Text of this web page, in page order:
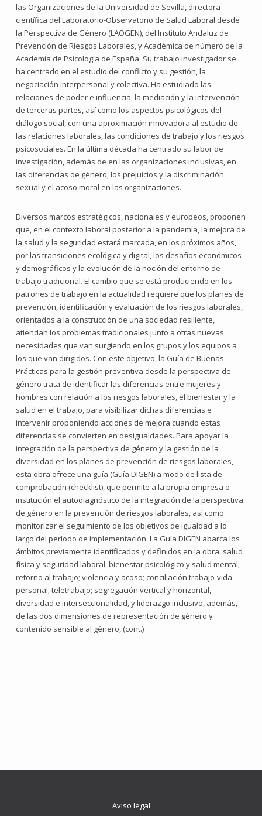
las Organizaciones de la Universidad de Sevilla, directora
científica del Laboratorio-Observatorio de Salud Laboral desde
la Perspectiva de Género (LAOGEN), del Instituto Andaluz de
Prevención de Riesgos Laborales, y Académica de número de la
Academia de Psicología de España. Su trabajo investigador se
ha centrado en el estudio del conflicto y su gestión, la
negociación interpersonal y colectiva. Ha estudiado las
relaciones de poder e influencia, la mediación y la intervención
de terceras partes, así como los aspectos psicológicos del
diálogo social, con una aproximación innovadora al estudio de
las relaciones laborales, las condiciones de trabajo y los riesgos
psicosociales. En la última década ha centrado su labor de
investigación, además de en las organizaciones inclusivas, en
las diferencias de género, los prejuicios y la discriminación
sexual y el acoso moral en las organizaciones.
Diversos marcos estratégicos, nacionales y europeos, proponen
que, en el contexto laboral posterior a la pandemia, la mejora de
la salud y la seguridad estará marcada, en los próximos años,
por las transiciones ecológica y digital, los desafíos económicos
y demográficos y la evolución de la noción del entorno de
trabajo tradicional. El cambio que se está produciendo en los
patrones de trabajo en la actualidad requiere que los planes de
prevención, identificación y evaluación de los riesgos laborales,
orientados a la construcción de una sociedad resiliente,
atiendan los problemas tradicionales junto a otras nuevas
necesidades que van surgiendo en los grupos y los equipos a
los que van dirigidos. Con este objetivo, la Guía de Buenas
Prácticas para la gestión preventiva desde la perspectiva de
género trata de identificar las diferencias entre mujeres y
hombres con relación a los riesgos laborales, el bienestar y la
salud en el trabajo, para visibilizar dichas diferencias e
intervenir proponiendo acciones de mejora cuando estas
diferencias se convierten en desigualdades. Para apoyar la
integración de la perspectiva de género y la gestión de la
diversidad en los planes de prevención de riesgos laborales,
esta obra ofrece una guía (Guía DIGEN) a modo de lista de
comprobación (checklist), que permite a la propia empresa o
institución el autodiagnóstico de la integración de la perspectiva
de género en la prevención de riesgos laborales, así como
monitorizar el seguimiento de los objetivos de igualdad a lo
largo del período de implementación. La Guía DIGEN abarca los
ámbitos previamente identificados y definidos en la obra: salud
física y seguridad laboral, bienestar psicológico y salud mental;
retorno al trabajo; violencia y acoso; conciliación trabajo-vida
personal; teletrabajo; segregación vertical y horizontal,
diversidad e interseccionalidad, y liderazgo inclusivo, además,
de las dos dimensiones de representación de género y
contenido sensible al género, (cont.)
Aviso legal